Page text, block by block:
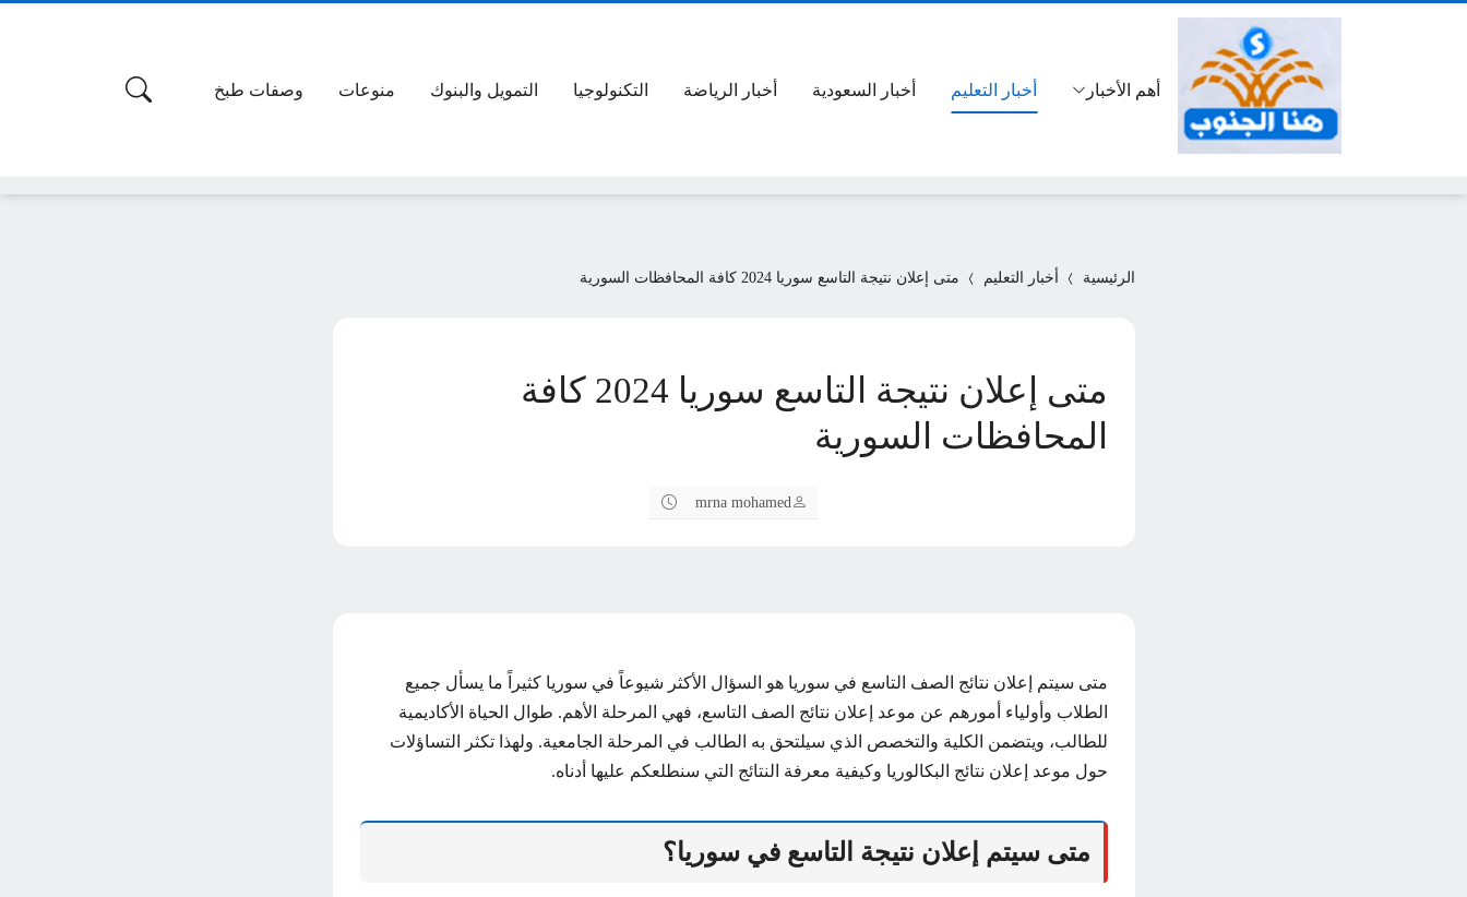
أهم الأخبار أخبار التعليم أخبار السعودية أخبار الرياضة التكنولوجيا التمويل والبنوك منوعات وصفات طبخ
الرئيسية أخبار التعليم متى إعلان نتيجة التاسع سوريا 2024 كافة المحافظات السورية
متى إعلان نتيجة التاسع سوريا 2024 كافة
المحافظات السورية
mrna mohamed
متى سيتم إعلان نتائج الصف التاسع في سوريا هو السؤال الأكثر شيوعاً في سوريا كثيراً ما يسأل جميع
الطلاب وأولياء أمورهم عن موعد إعلان نتائج الصف التاسع، فهي المرحلة الأهم. طوال الحياة الأكاديمية
للطالب، ويتضمن الكلية والتخصص الذي سيلتحق به الطالب في المرحلة الجامعية. ولهذا تكثر التساؤلات
حول موعد إعلان نتائج البكالوريا وكيفية معرفة النتائج التي سنطلعكم عليها أدناه.
متى سيتم إعلان نتيجة التاسع في سوريا؟